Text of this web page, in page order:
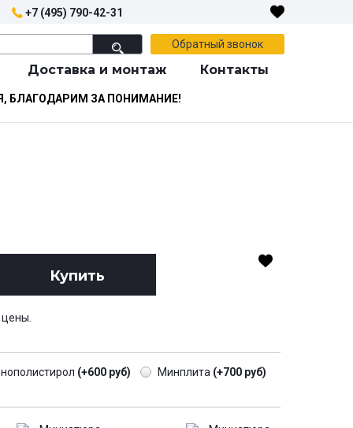
+7 (495) 790-42-31
Обратный звонок
Доставка и монтаж Контакты
БЛАГОДАРИМ ЗА ПОНИМАНИЕ!
Купить
(+600 руб) Минплита (+700 руб)